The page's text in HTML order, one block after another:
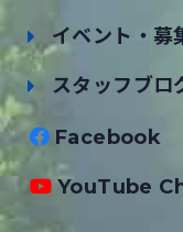
イベント・募
スタッフブロ
Facebook
YouTube